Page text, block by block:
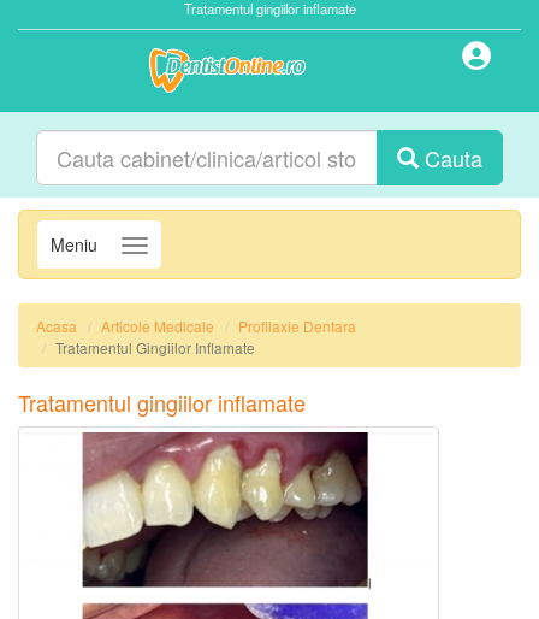
Tratamentul gingiilor inflamate
Cauta
Meniu Navigatie
Acasa Articole Medicale
Profilaxie Dentara
Tratamentul Gingiilor Inflamate
Tratamentul gingiilor inflamate